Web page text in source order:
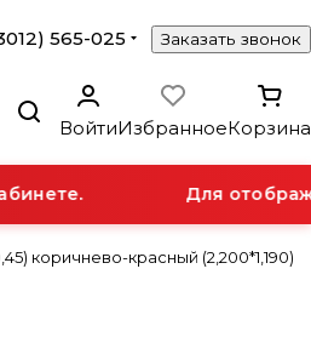
565-025 Заказать звонок
ВойтиИзбранноеКорзина
Для
коричнево-красный (2,200*1,190)